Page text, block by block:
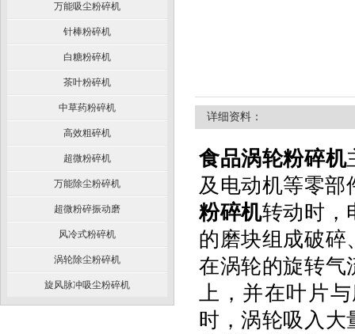
万能吸尘粉碎机
针棒粉碎机
白糖粉碎机
茶叶粉碎机
中草药粉碎机
高效粗碎机
超微粉碎机
万能除尘粉碎机
超微粉碎振动磨
风冷式粉碎机
涡轮除尘粉碎机
旋风脉冲吸尘粉碎机
详细资料：
食品涡轮粉碎机
及电动机等零
粉碎机转动时，
的磨块组成破碎
在涡轮的旋转气
上，并在叶片
时，涡轮吸入大